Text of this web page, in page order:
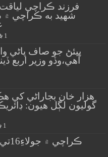
شهيد به ڪراچي ۾
1
پيئڻ جو صاف پاڻي
آهي،وڏو وزير
گوليون لڳل هيون:
1